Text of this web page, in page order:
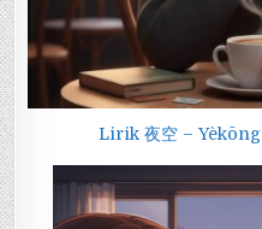
Lirik 夜空 –